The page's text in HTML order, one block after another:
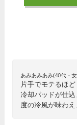
あみあみあみ(40代・
片手でモテるほ
冷却パッドが仕
度の冷風が味わえ